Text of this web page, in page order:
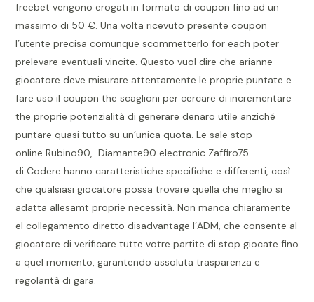
freebet vengono erogati in formato di coupon fino ad un
massimo di 50 €. Una volta ricevuto presente coupon
l’utente precisa comunque scommetterlo for each poter
prelevare eventuali vincite. Questo vuol dire che arianne
giocatore deve misurare attentamente le proprie puntate e
fare uso il coupon the scaglioni per cercare di incrementare
the proprie potenzialità di generare denaro utile anziché
puntare quasi tutto su un’unica quota. Le sale stop
online Rubino90, Diamante90 electronic Zaffiro75
di Codere hanno caratteristiche specifiche e differenti, così
che qualsiasi giocatore possa trovare quella che meglio si
adatta allesamt proprie necessità. Non manca chiaramente
el collegamento diretto disadvantage l’ADM, che consente al
giocatore di verificare tutte votre partite di stop giocate fino
a quel momento, garantendo assoluta trasparenza e
regolarità di gara.